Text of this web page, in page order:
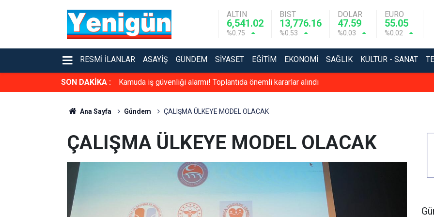
ALTIN
6,541.02
%0.75
BIST
13,776.16
%0.53
DOLAR
47.59
%0.03
EURO
55.05
%0.02
RESMI İLANLAR ASAYIŞ GÜNDEM SIYASET EĞITIM EKONOMI SAĞLIK KÜLTÜR - SANAT
SON DAKİKA : Kamuda iş güvenliği alarmı! Toplantıda önemli kararlar alındı
Ana Sayfa Gündem ÇALIŞMA ÜLKEYE MODEL OLACAK
ÇALIŞMA ÜLKEYE MODEL OLACAK